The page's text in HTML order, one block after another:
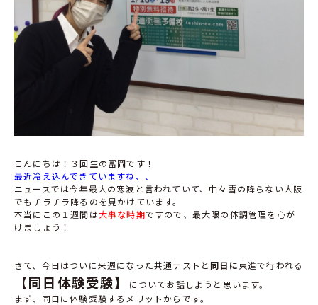
こんにちは！３回生の冨岡です！
最近冷え込んできていますね、、
ニュースでは今年最大の寒波と言われていて、中々雪の降らない大阪
でもチラチラ降るのを見かけています。
本当にこの１週間は大事な時期ですので、最大限の体調管理を心が
けましょう！
さて、今日はついに来週になった共通テストと 同日に東進で行われる
【同日体験受験】
についてお話しようと思います。
まず、同日に体験受験するメリットからです。